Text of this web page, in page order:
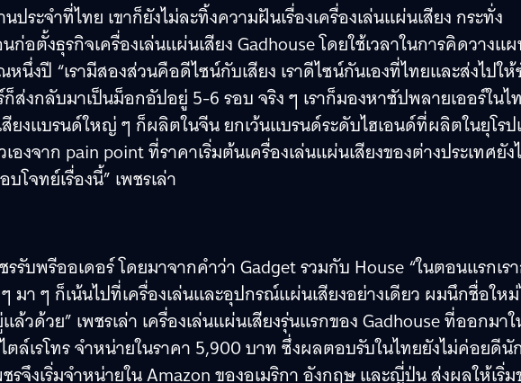
ะจำที่ไทย เขาก็ยังไม่ละทิ้งความฝันเรื่องเครื่องเล่นแผ่นเสียง กระทั่ง
อตั้งธุรกิจเครื่องเล่นแผ่นเสียง Gadhouse โดยใช้เวลาในการคิดวางแ
งปี “เรามีสองส่วนคือดีไซน์กับเสียง เราดีไซน์กันเองที่ไทยและส่งไปใ
งกลับมาเป็นม็อกอัปอยู่ 5-6 รอบ จริง ๆ เราก็มองหาซัปพลายเออร์ในไ
ยงแบรนด์ใหญ่ ๆ ก็ผลิตในจีน ยกเว้นแบรนด์ระดับไฮเอนด์ที่ผลิตในยุโร
องจาก pain point ที่ราคาเริ่มต้นเครื่องเล่นแผ่นเสียงของต่างประเทศยัง
จทย์เรื่องนี้” เพชรเล่า
รับพรีออเดอร์ โดยมาจากคำว่า Gadget รวมกับ House “ในตอนแรกเร
มา ๆ ก็เน้นไปที่เครื่องเล่นและอุปกรณ์แผ่นเสียงอย่างเดียว ผมนึกชื่อให
วด้วย” เพชรเล่า เครื่องเล่นแผ่นเสียงรุ่นแรกของ Gadhouse ที่ออกมา
ล์เรโทร จำหน่ายในราคา 5,900 บาท ซึ่งผลตอบรับในไทยยังไม่ค่อยดีนัก
จึงเริ่มจำหน่ายใน Amazon ของอเมริกา อังกฤษ และญี่ปุ่น ส่งผลให้เริ่ม